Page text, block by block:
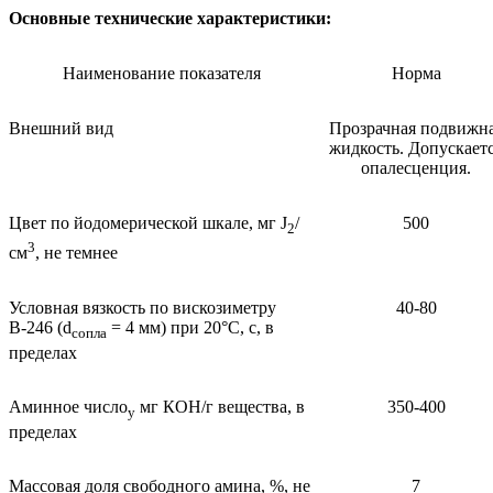
Основные технические характеристики:
Наименование показателя Норма
Внешний вид
Прозрачная
жидкость.
опалесценция.
Цвет по йодомерической шкале, мг J2/
см3, не темнее
500
Условная вязкость по вискозиметру
В-246 (dсопла = 4 мм) при 20°С, с, в
пределах
40-80
Аминное числоу мг КОН/г вещества, в
пределах
350-400
Массовая доля свободного амина, %, не
7